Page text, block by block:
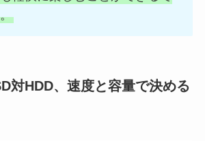
対HDD、速度と容量で決める